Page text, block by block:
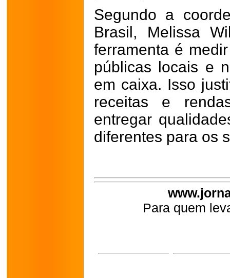
Segundo a
Brasil, Melissa
ferramenta é
públicas locais e
em caixa. Isso
receitas e
entregar
diferentes para os
Para quem